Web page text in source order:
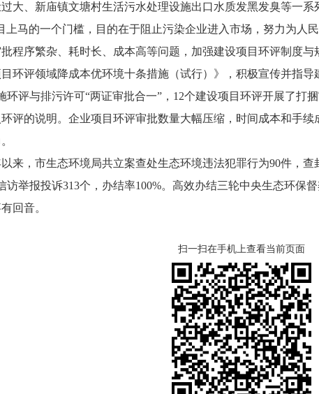
大、新庙镇文塘村生活污水处理设施出口水质发黑发臭等一系
的一个门槛，目的在于阻止污染企业进入市场，努力为人
程序繁杂、耗时长、成本高等问题，加强建设项目环评制度
环评领域降成本优环境十条措施（试行）》，积极宣传并指
环评与排污许可“两证审批合一”，12个建设项目环评开展了打
评的说明。企业项目环评审批数量大幅压缩，时间成本和手
，市生态环境局共立案查处生态环境违法犯罪行为90件，查
访举报投诉313个，办结率100%。高效办结三轮中央生态环保
回音。
扫一扫在手机上查看当前页面